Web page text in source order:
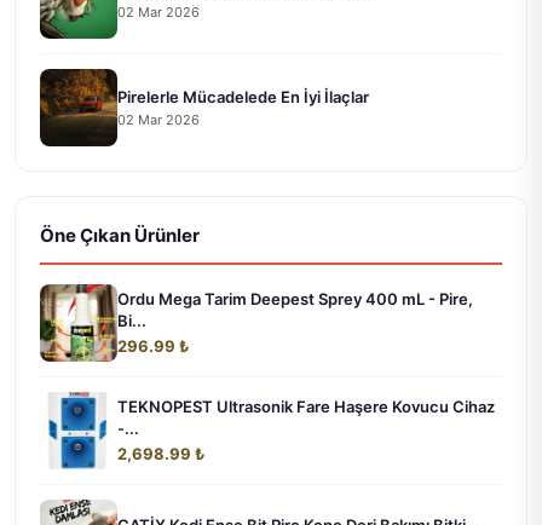
02 Mar 2026
Pirelerle Mücadelede En İyi İlaçlar
02 Mar 2026
Öne Çıkan Ürünler
Ordu Mega Tarim Deepest Sprey 400 mL - Pire,
Bi...
296.99 ₺
TEKNOPEST Ultrasonik Fare Haşere Kovucu Cihaz
-...
2,698.99 ₺